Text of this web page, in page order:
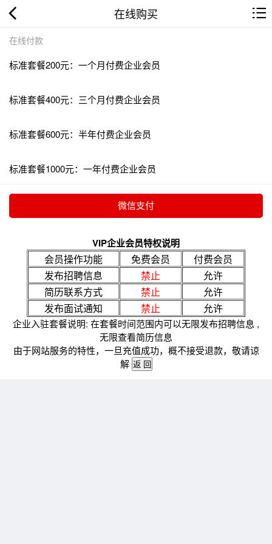
在线购买
在线付款
标准套餐200元：一个月付费企业会员
标准套餐400元：三个月付费企业会员
标准套餐600元：半年付费企业会员
标准套餐1000元：一年付费企业会员
VIP企业会员特权说明
会员操作功能 免费会员
付费会员
发布招聘信息
禁止
允许
简历联系方式
禁止
允许
发布面试通知
禁止 允许
企业入驻套餐说明: 在套餐时间范围内可以无限发布招聘信息 ,
无限查看简历信息
由于网站服务的特性，一旦充值成功，概不接受退款，敬请谅
解